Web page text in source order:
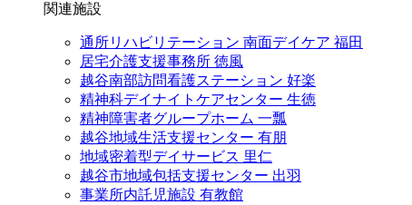
関連施設
通所リハビリテーション 南面デイケア 福田
居宅介護支援事務所 徳風
越谷南部訪問看護ステーション 好楽
精神科デイナイトケアセンター 生徳
精神障害者グループホーム 一瓢
越谷地域生活支援センター 有朋
地域密着型デイサービス 里仁
越谷市地域包括支援センター 出羽
事業所内託児施設 有教館